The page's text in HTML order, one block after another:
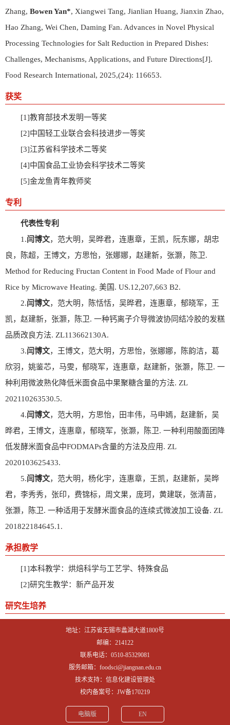
Zhang, Bowen Yan*, Xiangwei Tang, Jianlian Huang, Jianxin Zhao,
Hao Zhang, Wei Chen, Daming Fan. Advances in Novel Physical
Processing Technologies for Salt Reduction in Prepared Dishes:
Challenges, Mechanisms, Applications, and Future Directions[J].
Food Research International, 2025,(24): 116653.
获奖
[1]教育部技术发明一等奖
[2]中国轻工业联合会科技进步一等奖
[3]江苏省科学技术二等奖
[4]中国食品工业协会科学技术二等奖
[5]金龙鱼青年教师奖
专利
代表性专利
1.闫博文，范大明，吴晔君，连惠章，王凯，阮东娜，胡忠
良，陈超，王博文，方思怡，张娜娜，赵建新，张灏，陈卫.
Method for Reducing Fructan Content in Food Made of Flour and
Rice by Microwave Heating. 美国. US.12,207,663 B2.
2.闫博文，范大明，陈恬恬，吴晔君，连惠章，郁晓军，王
凯，赵建新，张灏，陈卫. 一种钙离子介导微波协同结冷胶的发糕
品质改良方法. ZL113662130A.
3.闫博文，王博文，范大明，方思怡，张娜娜，陈韵洁，葛
欣羽，姚鉴芯，马雯，郁晓军，连惠章，赵建新，张灏，陈卫. 一
种利用微波熟化降低米面食品中果聚糖含量的方法. ZL
202110263530.5.
4.闫博文，范大明，方思怡，田丰伟，马申嫣，赵建新，吴
晔君，王博文，连惠章，郁晓军，张灏，陈卫. 一种利用酸面团降
低发酵米面食品中FODMAPs含量的方法及应用. ZL
2020103625433.
5.闫博文，范大明，杨化宇，连惠章，王凯，赵建新，吴晔
君，李秀秀，张印，费锦标，周文果，庞珂，黄建联，张清苗，
张灏，陈卫. 一种适用于发酵米面食品的连续式微波加工设备. ZL
201822184645.1.
承担教学
[1]本科教学：烘焙科学与工艺学、特殊食品
[2]研究生教学：新产品开发
研究生培养
地址：江苏省无锡市蠡湖大道1800号
邮编：214122
联系电话：0510-85329081
服务邮箱：foodsci@jiangnan.edu.cn
技术支持：信息化建设管理处
校内备案号：JW备170219
电脑版 EN